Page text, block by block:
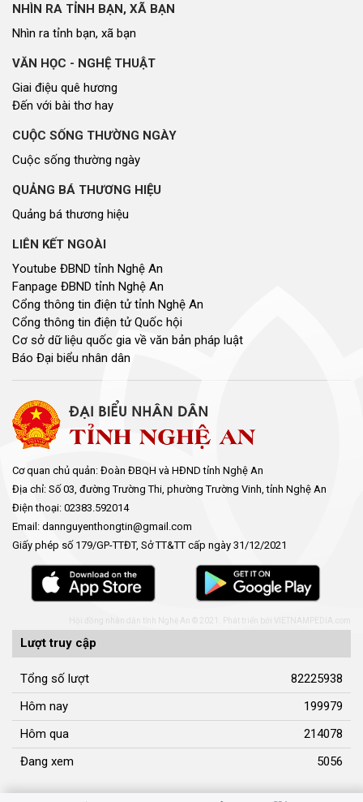
NHÌN RA TỈNH BẠN, XÃ BẠN
Nhìn ra tỉnh bạn, xã bạn
VĂN HỌC - NGHỆ THUẬT
Giai điệu quê hương
Đến với bài thơ hay
CUỘC SỐNG THƯỜNG NGÀY
Cuộc sống thường ngày
QUẢNG BÁ THƯƠNG HIỆU
Quảng bá thương hiệu
LIÊN KẾT NGOÀI
Youtube ĐBND tỉnh Nghệ An
Fanpage ĐBND tỉnh Nghệ An
Cổng thông tin điện tử tỉnh Nghệ An
Cổng thông tin điện tử Quốc hội
Cơ sở dữ liệu quốc gia về văn bản pháp luật
Báo Đại biểu nhân dân
Cơ quan chủ quản: Đoàn ĐBQH và HĐND tỉnh Nghệ An
Địa chỉ: Số 03, đường Trường Thi, phường Trường Vinh, tỉnh Nghệ An
Điện thoại: 02383.592014
Email: dannguyenthongtin@gmail.com
Giấy phép số 179/GP-TTĐT, Sở TT&TT cấp ngày 31/12/2021
Hội đồng nhân dân tỉnh Nghệ An © 2021. Phát triển bởi
Lượt truy cập
Tổng số lượt
82225938
Hôm nay
199979
Hôm qua
214078
Đang xem
5056